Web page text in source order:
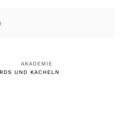
AKADEMIE
UND KACHELN